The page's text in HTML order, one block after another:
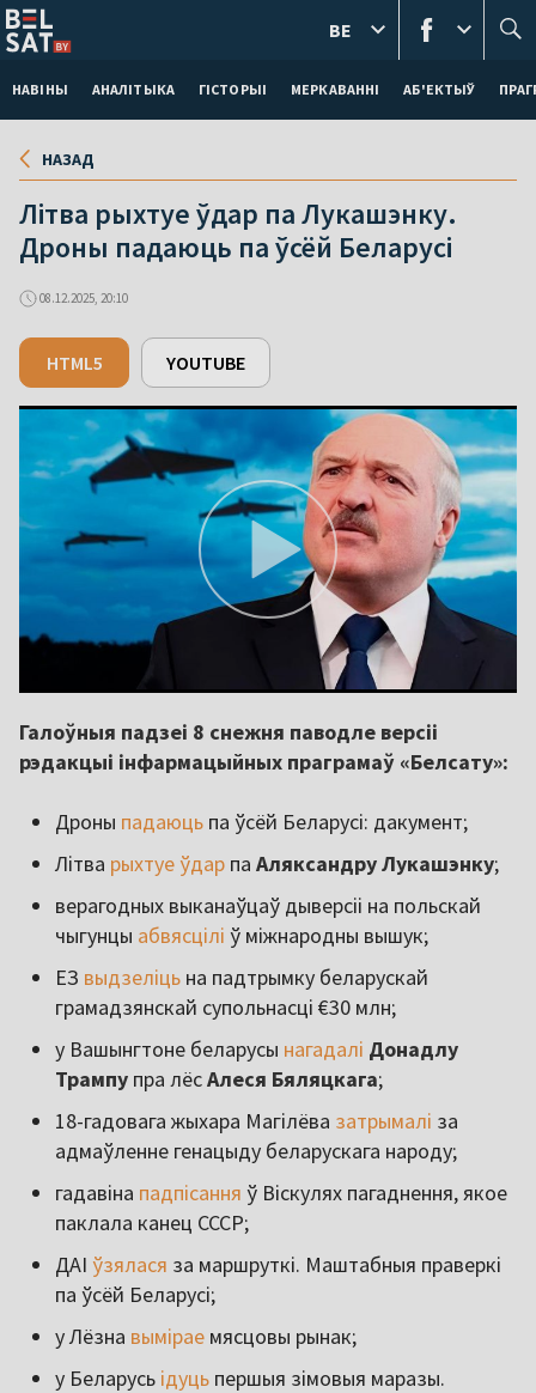
НАВІНЫ АНАЛІТЫКА ГІСТОРЫІ МЕРКАВАННI АБ'ЕКТЫЎ
BE
НАЗАД
Літва рыхтуе ўдар па Лукашэнку.
Дроны падаюць па ўсёй Беларусі
08.12.2025, 20:10
HTML5 YOUTUBE
Галоўныя падзеі 8 снежня паводле версіі
рэдакцыі інфармацыйных праграмаў «Белсату»:
Дроны падаюць па ўсёй Беларусі: дакумент;
Літва рыхтуе ўдар па Аляксандру Лукашэнку;
верагодных выканаўцаў дыверсіі на польскай
чыгунцы абвясцілі ў міжнародны вышук;
ЕЗ выдзеліць на падтрымку беларускай
грамадзянскай супольнасці €30 млн;
у Вашынгтоне беларусы нагадалі Донадлу
Трампу пра лёсАлеся Бяляцкага;
18-гадовага жыхара Магілёва затрымалі за
адмаўленне генацыду беларускага народу;
гадавіна падпісання ў Віскулях пагаднення, якое
паклала канец СССР;
ДАІ ўзялася за маршруткі. Маштабныя праверкі
па ўсёй Беларусі;
у Лёзна вымірае мясцовы рынак;
у Беларусь ідуць першыя зімовыя маразы.